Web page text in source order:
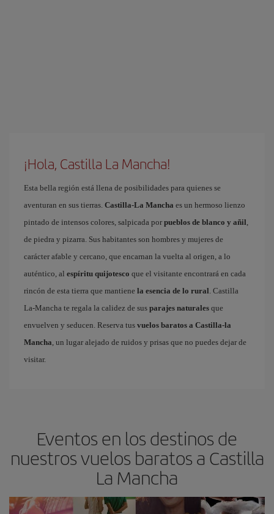
¡Hola, Castilla La Mancha!
Esta bella región está llena de posibilidades para quienes se
aventuran en sus tierras. Castilla-La Mancha es un hermoso lienzo
pintado de intensos colores, salpicada por pueblos de blanco y añil
de piedra y pizarra. Sus habitantes son hombres y mujeres de
carácter afable y cercano, que encarnan la vuelta al origen, a lo
auténtico, al espíritu quijotesco que el visitante encontrará en cada
rincón de esta tierra que mantiene la esencia de lo rural . Castilla
La-Mancha te regala la calidez de sus parajes naturales que
envuelven y seducen. Reserva tus vuelos baratos a Castilla-la
Mancha , un lugar alejado de ruidos y prisas que no puedes dejar de
visitar.
Eventos en los destinos de
nuestros vuelos baratos a Castilla
La Mancha